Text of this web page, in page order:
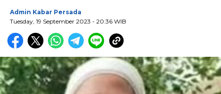
Admin Kabar Persada
Tuesday, 19 September 2023 - 20:36 WIB